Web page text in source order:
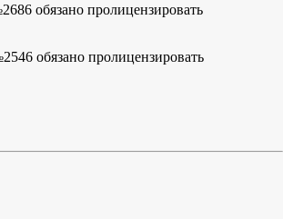
обязано пролицензировать
обязано пролицензировать